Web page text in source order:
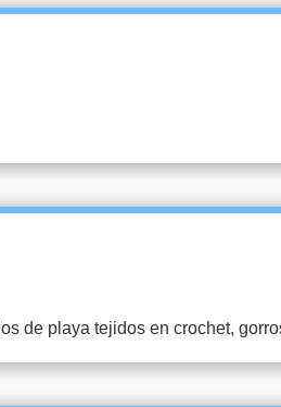
de playa tejidos en crochet,